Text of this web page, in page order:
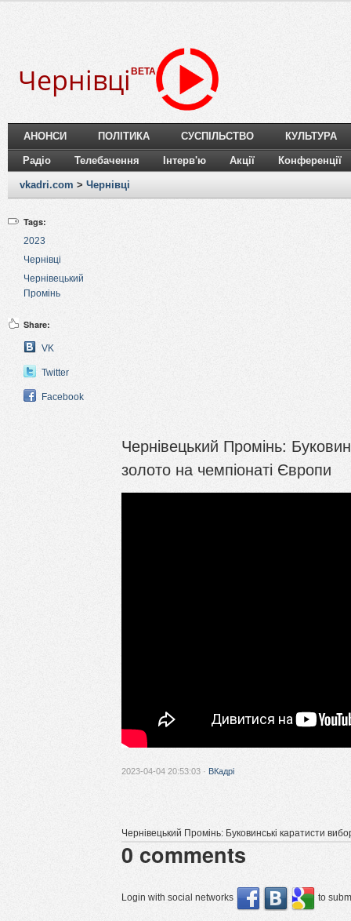
Чернівці BETA
АНОНСИ ПОЛІТИКА СУСПІЛЬСТВО КУЛЬТУРА
Радіо Телебачення Інтерв'ю Акції Конференції
vkadri.com > Чернівці
Tags:
2023
Чернівці
Чернівецький
Промінь
Share:
VK
Twitter
Facebook
Чернівецький Промінь:
золото на чемпіонаті Європи
2023-04-04 20:53:03 · ВКадрі
Чернівецький Промінь: Буковинські каратисти
0 comments
Login with social networks to